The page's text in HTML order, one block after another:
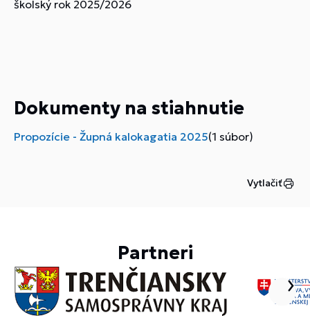
školský rok 2025/2026
Dokumenty na stiahnutie
Propozície - Župná kalokagatia 2025(1 súbor)
Vytlačiť
Partneri